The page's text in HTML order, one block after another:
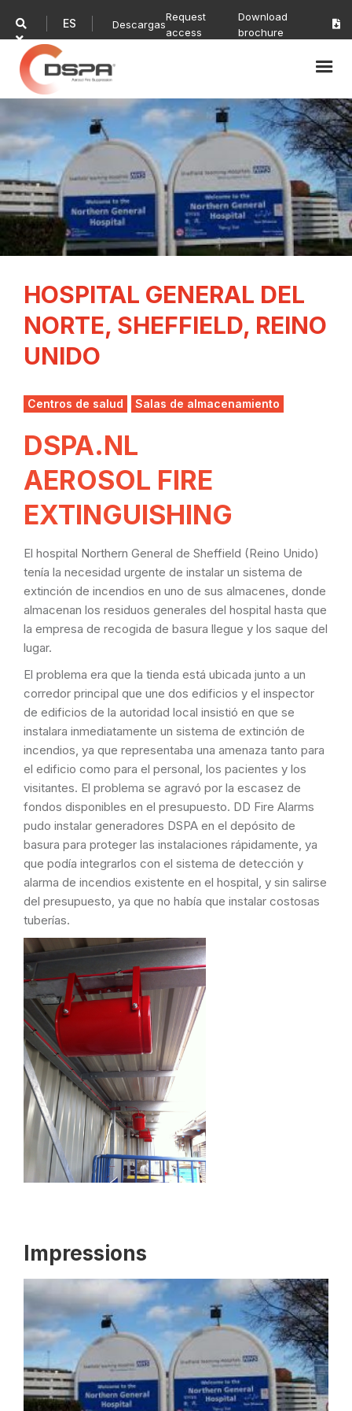


ES Descargas
Request
access
Download
brochure

HOSPITAL GENERAL DEL
NORTE, SHEFFIELD, REINO
UNIDO
Centros de salud Salas de almacenamiento
DSPA.NL
AEROSOL FIRE
EXTINGUISHING
El hospital Northern General de Sheffield (Reino Unido)
tenía la necesidad urgente de instalar un sistema de
extinción de incendios en uno de sus almacenes, donde
almacenan los residuos generales del hospital hasta que
la empresa de recogida de basura llegue y los saque del
lugar.
El problema era que la tienda está ubicada junto a un
corredor principal que une dos edificios y el inspector
de edificios de la autoridad local insistió en que se
instalara inmediatamente un sistema de extinción de
incendios, ya que representaba una amenaza tanto para
el edificio como para el personal, los pacientes y los
visitantes. El problema se agravó por la escasez de
fondos disponibles en el presupuesto. DD Fire Alarms
pudo instalar generadores DSPA en el depósito de
basura para proteger las instalaciones rápidamente, ya
que podía integrarlos con el sistema de detección y
alarma de incendios existente en el hospital, y sin salirse
del presupuesto, ya que no había que instalar costosas
tuberías.
Impressions